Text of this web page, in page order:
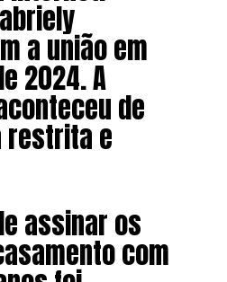
a união em
2024. A
de
restrita e
assinar os
com